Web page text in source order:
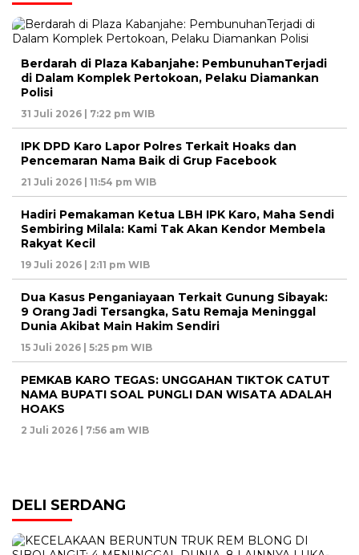
Berdarah di Plaza Kabanjahe: PembunuhanTerjadi
di Dalam Komplek Pertokoan, Pelaku Diamankan
Polisi
31 Juli 2026 | 7:22 pm WIB
IPK DPD Karo Lapor Polres Terkait Hoaks dan
Pencemaran Nama Baik di Grup Facebook
21 Juli 2026 | 11:54 pm WIB
Hadiri Pemakaman Ketua LBH IPK Karo, Maha Sendi
Sembiring Milala: Kami Tak Akan Kendor Membela
Rakyat Kecil
19 Juli 2026 | 2:11 pm WIB
Dua Kasus Penganiayaan Terkait Gunung Sibayak:
9 Orang Jadi Tersangka, Satu Remaja Meninggal
Dunia Akibat Main Hakim Sendiri
15 Juli 2026 | 5:25 pm WIB
PEMKAB KARO TEGAS: UNGGAHAN TIKTOK CATUT
NAMA BUPATI SOAL PUNGLI DAN WISATA ADALAH
HOAKS
2 Juli 2026 | 7:56 am WIB
DELI SERDANG